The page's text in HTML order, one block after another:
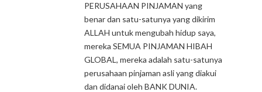
PERUSAHAAN PINJAMAN yang
benar dan satu-satunya yang dikirim
ALLAH untuk mengubah hidup saya,
mereka SEMUA PINJAMAN HIBAH
GLOBAL, mereka adalah satu-satunya
perusahaan pinjaman asli yang diakui
dan didanai oleh BANK DUNIA.